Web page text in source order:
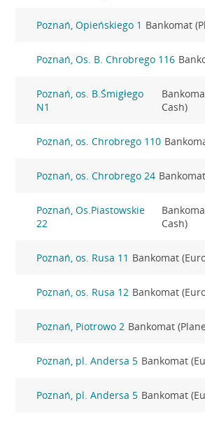
Poznań, Opieńskiego 1 Bankomat
Poznań, Os. B. Chrobrego 116
Poznań, os. B.Śmigłego
N1
Cash)
Poznań, os. Chrobrego 110
Poznań, os. Chrobrego 24
Poznań, Os.Piastowskie
22
Cash)
Poznań, os. Rusa 11 Bankomat
Poznań, os. Rusa 12 Bankomat
Poznań, Piotrowo 2 Bankomat
Poznań, pl. Andersa 5 Bankomat
Poznań, pl. Andersa 5 Bankomat